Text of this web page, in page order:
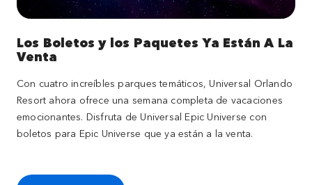
Los Boletos y los Paquetes Ya Están A La
Venta
Con cuatro increíbles parques temáticos, Universal Orlando
Resort ahora ofrece una semana completa de vacaciones
emocionantes. Disfruta de Universal Epic Universe con
boletos para Epic Universe que ya están a la venta.